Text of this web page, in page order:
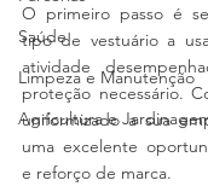
Saúde
Limpeza e Manutenção
Agricultura e
O primeiro passo é
tipo de vestuário a
atividade
proteção necessário.
uniformizado a sua
uma excelente
e reforço de marca.